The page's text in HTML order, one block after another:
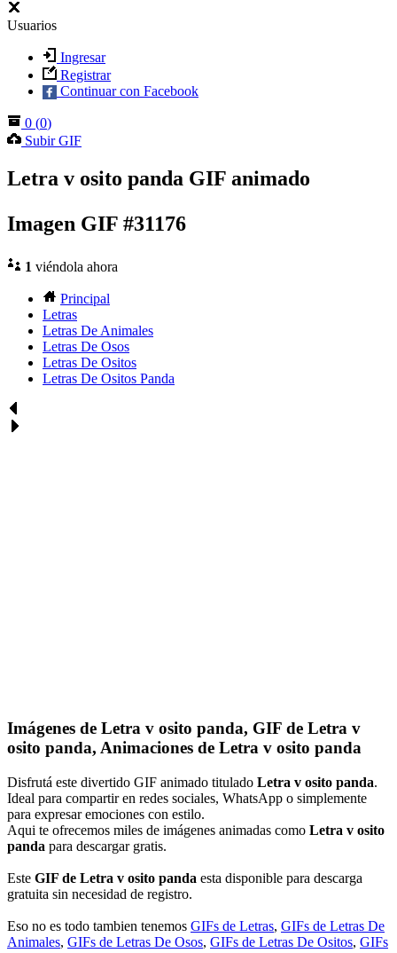
Usuarios
Ingresar
Registrar
Continuar con Facebook
0 (0)
Subir GIF
Letra v osito panda GIF animado
Imagen GIF #31176
1 viéndola ahora
Principal
Letras
Letras De Animales
Letras De Osos
Letras De Ositos
Letras De Ositos Panda
Imágenes de Letra v osito panda, GIF de Letra v
osito panda, Animaciones de Letra v osito panda
Disfrutá este divertido GIF animado titulado Letra v osito panda.
Ideal para compartir en redes sociales, WhatsApp o simplemente
para expresar emociones con estilo.
Aqui te ofrecemos miles de imágenes animadas como Letra v osito
panda para descargar gratis.
Este GIF de Letra v osito panda esta disponible para descarga
gratuita sin necesidad de registro.
Eso no es todo tambien tenemos GIFs de Letras, GIFs de Letras De
Animales, GIFs de Letras De Osos, GIFs de Letras De Ositos, GIFs